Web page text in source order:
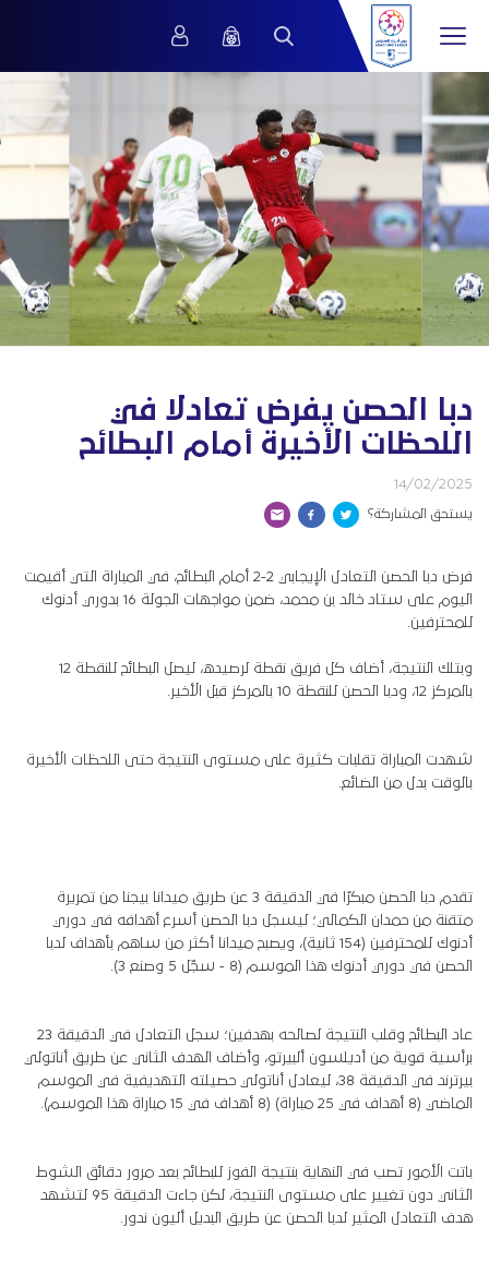
دبا الحصن يفرض تعادلا في
اللحظات الأخيرة أمام البطائح
14/02/2025
يستحق المشاركة؟
فرض دبا الحصن التعادل الإيجابي 2-2 أمام البطائح، في المباراة التي أقيمت
اليوم على ستاد خالد بن محمد، ضمن مواجهات الجولة 16 بدوري أدنوك
للمحترفين.
وبتلك النتيجة، أضاف كل فريق نقطة لرصيده، ليصل البطائح للنقطة 12
بالمركز 12، ودبا الحصن للنقطة 10 بالمركز قبل الأخير.
شهدت المباراة تقلبات كثيرة على مستوى النتيجة حتى اللحظات الأخيرة
بالوقت بدل من الضائع.
تقدم دبا الحصن مبكرًا في الدقيقة 3 عن طريق ميدانا بيجنا من تمريرة
متقنة من حمدان الكمالي؛ ليسجل دبا الحصن أسرع أهدافه في دوري
أدنوك للمحترفين (154 ثانية)، ويصبح ميدانا أكثر من ساهم بأهداف لدبا
الحصن في دوري أدنوك هذا الموسم (8 - سجّل 5 وصنع 3).
عاد البطائح وقلب النتيجة لصالحه بهدفين؛ سجل التعادل في الدقيقة 23
برأسية قوية من أديلسون ألبيرتو، وأضاف الهدف الثاني عن طريق أناتولي
بيرترند في الدقيقة 38، ليعادل أناتولي حصيلته التهديفية في الموسم
الماضي (8 أهداف في 25 مباراة) (8 أهداف في 15 مباراة هذا الموسم).
باتت الأمور تصب في النهاية بنتيجة الفوز للبطائح بعد مرور دقائق الشوط
الثاني دون تغيير على مستوى النتيجة، لكن جاءت الدقيقة 95 لتشهد
هدف التعادل المثير لدبا الحصن عن طريق البديل أليون ندور.